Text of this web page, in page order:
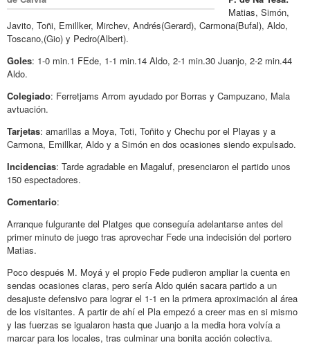
Matias, Simón,
Javito, Toñi, Emillker, Mirchev, Andrés(Gerard), Carmona(Bufal), Aldo,
Toscano,(Gio) y Pedro(Albert).
Goles: 1-0 min.1 FEde, 1-1 min.14 Aldo, 2-1 min.30 Juanjo, 2-2 min.44
Aldo.
Colegiado: Ferretjams Arrom ayudado por Borras y Campuzano, Mala
avtuación.
Tarjetas: amarillas a Moya, Toti, Toñito y Chechu por el Playas y a
Carmona, Emillkar, Aldo y a Simón en dos ocasiones siendo expulsado.
Incidencias: Tarde agradable en Magaluf, presenciaron el partido unos
150 espectadores.
Comentario:
Arranque fulgurante del Platges que conseguía adelantarse antes del
primer minuto de juego tras aprovechar Fede una indecisión del portero
Matias.
Poco después M. Moyá y el propio Fede pudieron ampliar la cuenta en
sendas ocasiones claras, pero sería Aldo quién sacara partido a un
desajuste defensivo para lograr el 1-1 en la primera aproximación al área
de los visitantes. A partir de ahí el Pla empezó a creer mas en si mismo
y las fuerzas se igualaron hasta que Juanjo a la media hora volvía a
marcar para los locales, tras culminar una bonita acción colectiva.